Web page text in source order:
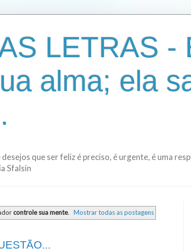
LETRAS -
alma; ela
que ser feliz é preciso, é urgente, é uma
Sfalsin
controle sua mente. Mostrar todas as postagens